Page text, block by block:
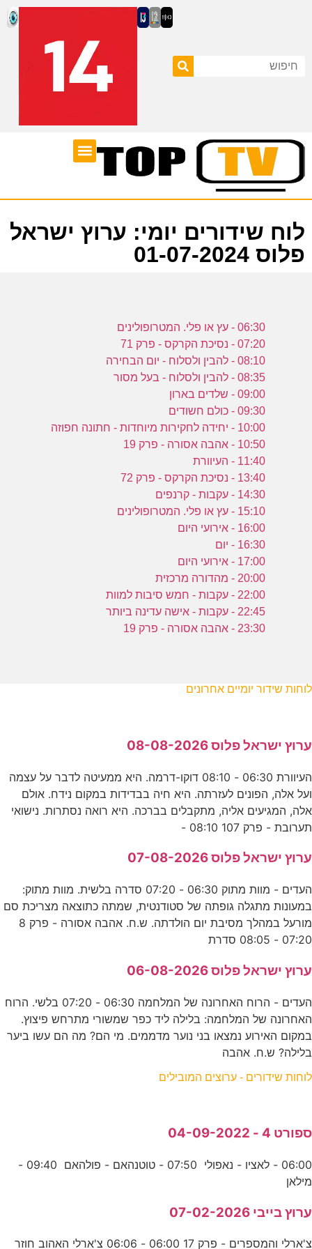
לוח שידורים יומי: ערוץ ישראל
פלוס 01-07-2024
06:30 - עץ או פלי. המטרופולינים
07:20 - נסיכת הקרקס - פרק 71
08:10 - להבין ולסלוח - יום הבחירה
08:35 - להבין ולסלוח - בעל מסור
09:00 - שלדים בארון
09:30 - כולם חשודים
10:00 - יחידה לחקירות מיוחדות - חתונה חפוזה
10:50 - אהבה אסורה - פרק 19
11:40 - העיוורת
13:40 - נסיכת הקרקס - פרק 72
14:30 - עקבות - קרנפים
15:10 - עץ או פלי. המטרופולינים
16:00 - אירועי היום
16:30 - יום
17:00 - אירועי היום
20:00 - מהדורה מרכזית
22:00 - עקבות - חמש סיבות למוות
22:45 - עקבות - אישה עדינה ביותר
23:30 - אהבה אסורה - פרק 19
לוחות שידור יומיים אחרונים
ערוץ ישראל פלוס 08-08-2026
העיוורת 06:30 - 08:10 דוקו-דרמה. היא ממעיטה לדבר על עצמה
ועל אלה, הפונים לעזרתה. היא חיה בבדידות במקום נידח. אולם
אלה, המגיעים אליה, מתקבלים בברכה. היא רואה נסתרות. נישואי
תערובת - פרק 107 08:10 -
ערוץ ישראל פלוס 07-08-2026
העדים - מוות מתוק 06:30 - 07:20 סדרה בלשית. מוות מתוק:
במעונות מתגלה גופתה של סטודנטית, שמתה כתוצאה מצריכת סם
מורעל במהלך מסיבת יום הולדתה. ש.ח. אהבה אסורה - פרק 8
07:20 - 08:05 סדרת
ערוץ ישראל פלוס 06-08-2026
העדים - הרוח האחרונה של המלחמה 06:30 - 07:20 בלשי. הרוח
האחרונה של המלחמה: בלילה ליד כפר שמשורי מתרחש פיצוץ.
במקום האירוע נמצאו בני נוער מדממים. מי הם? מה הם עשו ביער
בלילה? ש.ח. אהבה
לוחות שידורים - ערוצים המובילים
ספורט 4 - 04-09-2022
06:00 - לאציו - נאפולי 07:50 - טוטנהאם - פולהאם 09:40 -
מילאן
ערוץ בייבי 07-02-2026
צ'ארלי והמספרים - פרק 17 06:00 - 06:06 צ'ארלי האהוב חוזר